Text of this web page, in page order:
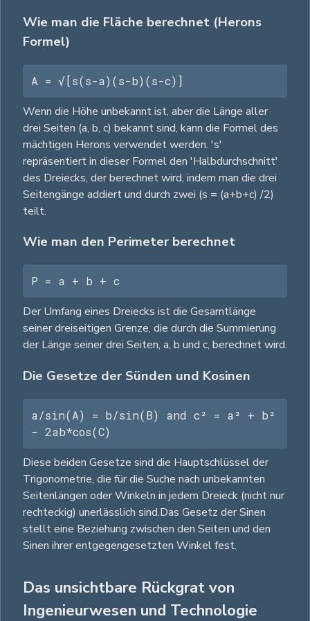
Wie man die Fläche berechnet (Herons
Formel)
A = √[s(s-a)(s-b)(s-c)]
Wenn die Höhe unbekannt ist, aber die Länge aller
drei Seiten (a, b, c) bekannt sind, kann die Formel des
mächtigen Herons verwendet werden. 's'
repräsentiert in dieser Formel den 'Halbdurchschnitt'
des Dreiecks, der berechnet wird, indem man die drei
Seitengänge addiert und durch zwei (s = (a+b+c) /2)
teilt.
Wie man den Perimeter berechnet
P = a + b + c
Der Umfang eines Dreiecks ist die Gesamtlänge
seiner dreiseitigen Grenze, die durch die Summierung
der Länge seiner drei Seiten, a, b und c, berechnet wird.
Die Gesetze der Sünden und Kosinen
a/sin(A) = b/sin(B) and c² = a² + b²
- 2ab*cos(C)
Diese beiden Gesetze sind die Hauptschlüssel der
Trigonometrie, die für die Suche nach unbekannten
Seitenlängen oder Winkeln in jedem Dreieck (nicht nur
rechteckig) unerlässlich sind.Das Gesetz der Sinen
stellt eine Beziehung zwischen den Seiten und den
Sinen ihrer entgegengesetzten Winkel fest.
Das unsichtbare Rückgrat von
Ingenieurwesen und Technologie